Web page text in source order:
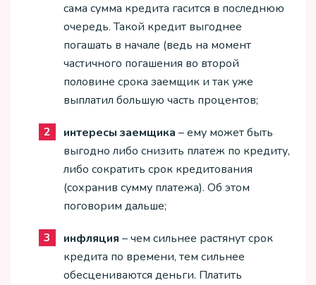
сама сумма кредита гасится в последнюю
очередь. Такой кредит выгоднее
погашать в начале (ведь на момент
частичного погашения во второй
половине срока заемщик и так уже
выплатил большую часть процентов;
интересы заемщика – ему может быть
выгодно либо снизить платеж по кредиту,
либо сократить срок кредитования
(сохранив сумму платежа). Об этом
поговорим дальше;
инфляция – чем сильнее растянут срок
кредита по времени, тем сильнее
обесцениваются деньги. Платить